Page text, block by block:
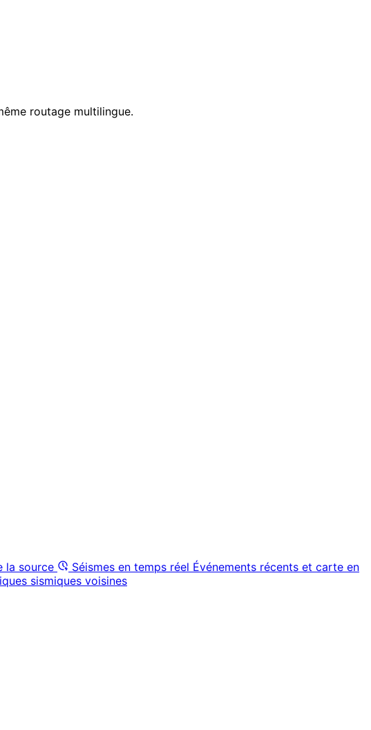
routage multilingue.
la source Séismes en temps réel Événements récents et carte en
sismiques voisines